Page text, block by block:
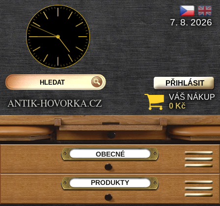
ANTIK-HOVORKA.CZ
PŘIHLÁSIT
7. 8. 2026
VÁŠ NÁKUP
0 Kč
OBECNÉ
PRODUKTY